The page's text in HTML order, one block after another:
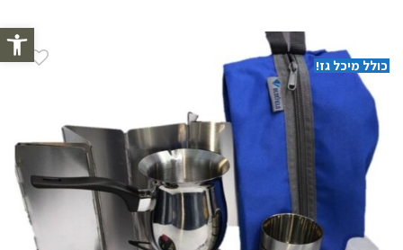
פתח
כולל מיכל גז!